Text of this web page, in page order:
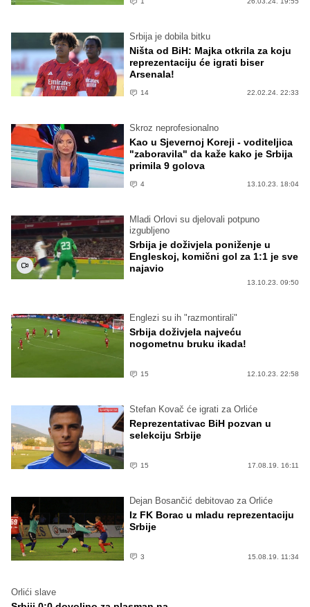
Srbija je dobila bitku
Ništa od BiH: Majka otkrila za koju
reprezentaciju će igrati biser
Arsenala!
14 22.02.24. 22:33
Skroz neprofesionalno
Kao u Sjevernoj Koreji - voditeljica
"zaboravila" da kaže kako je Srbija
primila 9 golova
4 13.10.23. 18:04
Mladi Orlovi su djelovali potpuno
izgubljeno
Srbija je doživjela poniženje u
Engleskoj, komični gol za 1:1 je sve
najavio
13.10.23. 09:50
Englezi su ih "razmontirali"
Srbija doživjela najveću
nogometnu bruku ikada!
15 12.10.23. 22:58
Stefan Kovač će igrati za Orliće
Reprezentativac BiH pozvan u
selekciju Srbije
15 17.08.19. 16:11
Dejan Bosančić debitovao za Orliće
Iz FK Borac u mladu reprezentaciju
Srbije
3 15.08.19. 11:34
Orlići slave